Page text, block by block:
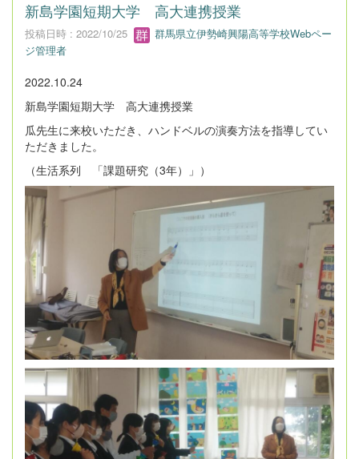
新島学園短期大学 高大連携授業
投稿日時 : 2022/10/25
群馬県立伊勢崎興陽高等学校Webペー
ジ管理者
2022.10.24
新島学園短期大学 高大連携授業
瓜先生に来校いただき、ハンドベルの演奏方法を指導してい
ただきました。
（生活系列 「課題研究（3年）」）